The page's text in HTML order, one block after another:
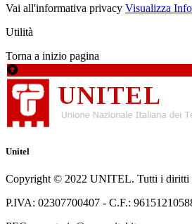
Vai all'informativa privacy Visualizza
Utilità
Torna a inizio pagina
Unitel
Copyright © 2022 UNITEL. Tutti i diritti
P.IVA: 02307700407 - C.F.: